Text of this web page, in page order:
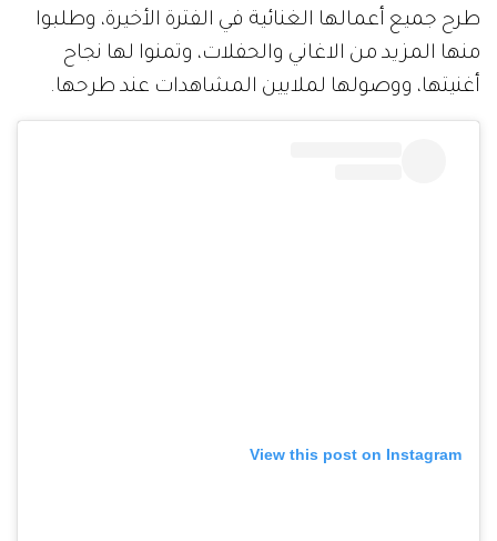
طرح جميع أعمالها الغنائية في الفترة الأخيرة، وطلبوا
منها المزيد من الاغاني والحفلات، وتمنوا لها نجاح
أغنيتها، ووصولها لملايين المشاهدات عند طرحها.
View this post on Instagram